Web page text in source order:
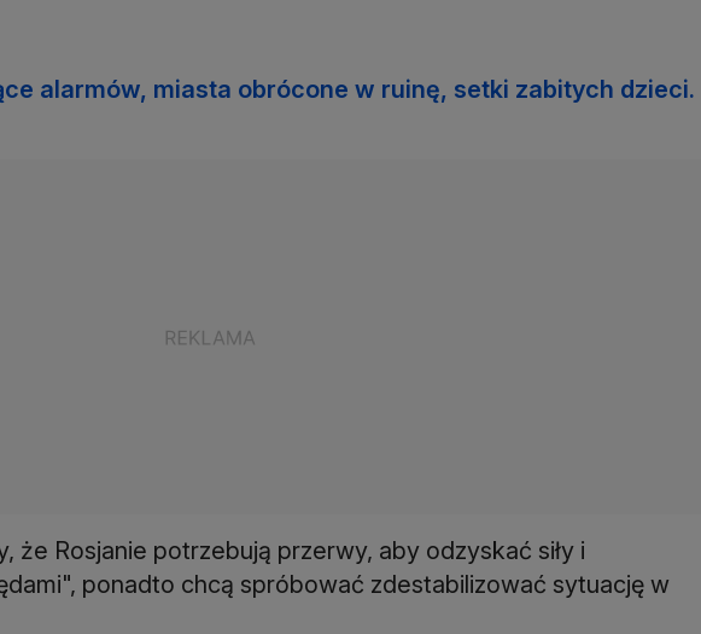
alarmów, miasta obrócone w ruinę, setki zabitych dzieci.
że Rosjanie potrzebują przerwy, aby odzyskać siły i
ponadto chcą spróbować zdestabilizować sytuację w